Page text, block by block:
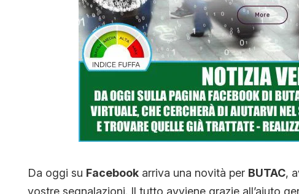
CONTATTI
CHI SIAMO
Da oggi su Facebookarriva una novità per BUTAC,
vostre segnalazioni. Il tutto avviene grazie all’aiuto